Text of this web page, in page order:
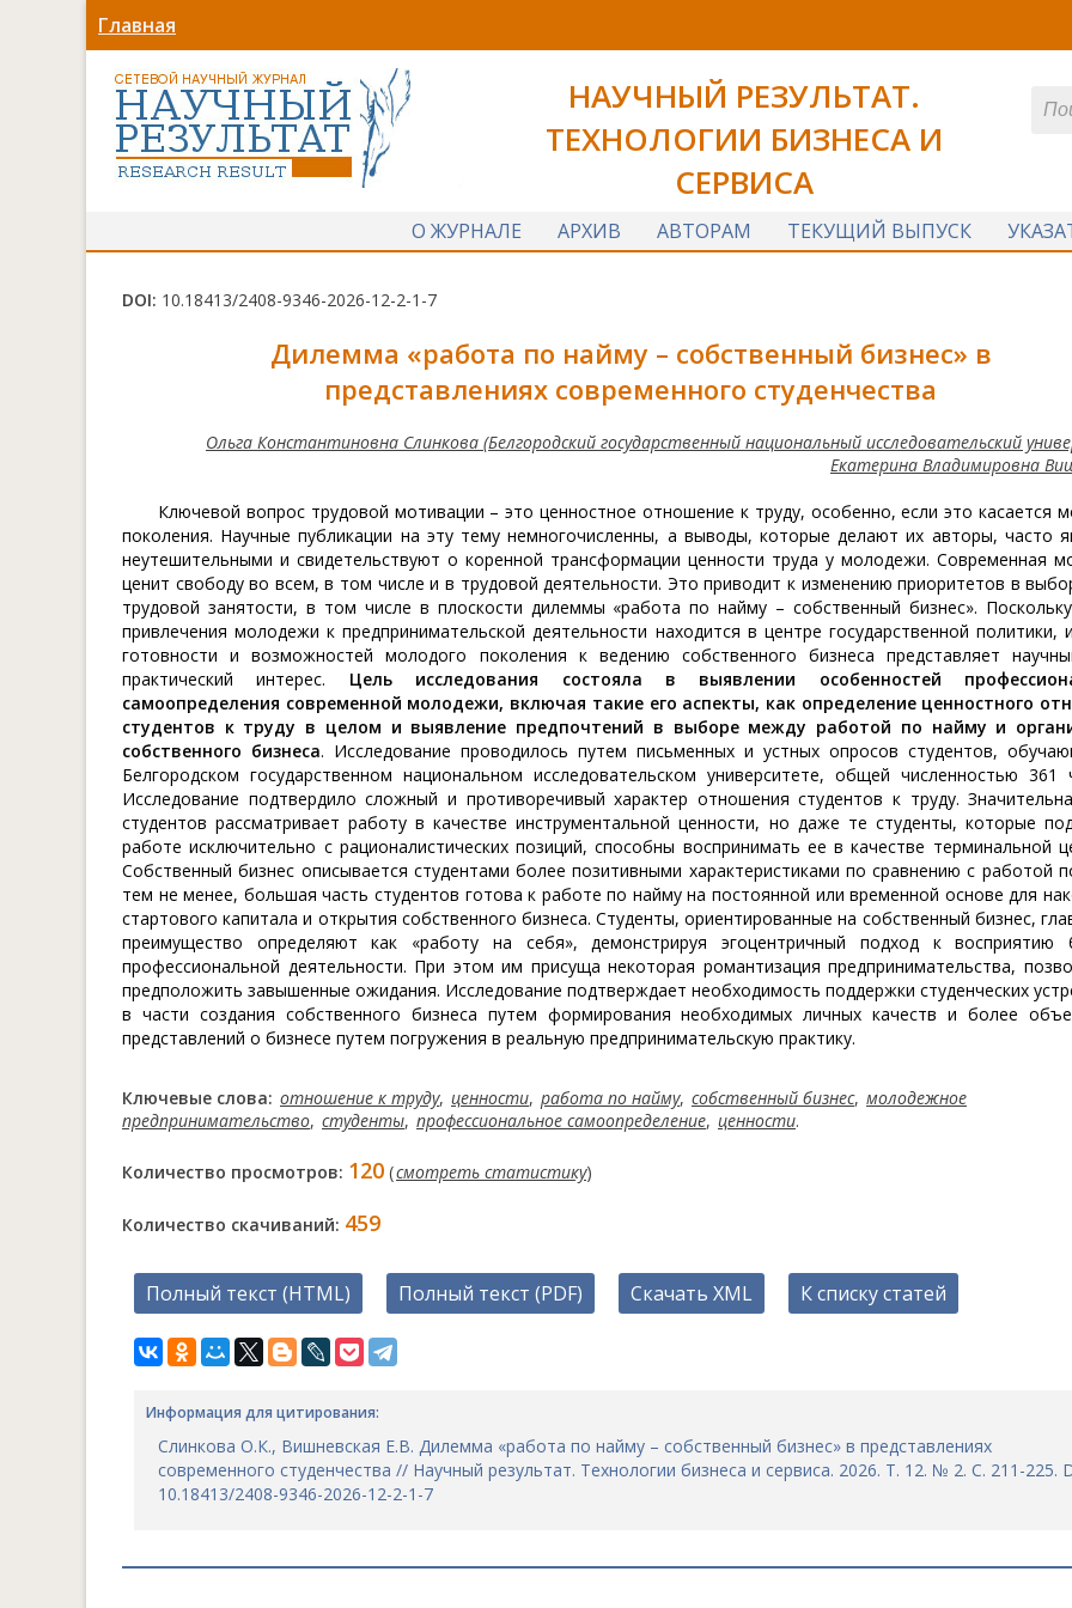
Главная
НАУЧНЫЙ РЕЗУЛЬТАТ.
ТЕХНОЛОГИИ БИЗНЕСА И
СЕРВИСА
О ЖУРНАЛЕ АРХИВ АВТОРАМ ТЕКУЩИЙ ВЫПУСК
DOI: 10.18413/2408-9346-2026-12-2-1-7
Дилемма «работа по найму – собственный бизнес» в
представлениях современного студенчества
Ольга Константиновна Слинкова (Белгородский государственный национальный исследовательский
Екатерина Владимировна
Ключевой вопрос трудовой мотивации – это ценностное отношение к труду, особенно, если это касается
поколения. Научные публикации на эту тему немногочисленны, а выводы, которые делают их авторы, часто
неутешительными и свидетельствуют о коренной трансформации ценности труда у молодежи. Современная
ценит свободу во всем, в том числе и в трудовой деятельности. Это приводит к изменению приоритетов в
трудовой занятости, в том числе в плоскости дилеммы «работа по найму – собственный бизнес».
привлечения молодежи к предпринимательской деятельности находится в центре государственной политики,
готовности и возможностей молодого поколения к ведению собственного бизнеса представляет
практический интерес. Цель исследования состояла в выявлении особенностей
самоопределения современной молодежи, включая такие его аспекты, как определение ценностного
студентов к труду в целом и выявление предпочтений в выборе между работой по найму и
собственного бизнеса. Исследование проводилось путем письменных и устных опросов студентов,
Белгородском государственном национальном исследовательском университете, общей численностью 361
Исследование подтвердило сложный и противоречивый характер отношения студентов к труду.
студентов рассматривает работу в качестве инструментальной ценности, но даже те студенты, которые
работе исключительно с рационалистических позиций, способны воспринимать ее в качестве терминальной
Собственный бизнес описывается студентами более позитивными характеристиками по сравнению с работой
тем не менее, большая часть студентов готова к работе по найму на постоянной или временной основе для
стартового капитала и открытия собственного бизнеса. Студенты, ориентированные на собственный бизнес,
преимущество определяют как «работу на себя», демонстрируя эгоцентричный подход к восприятию
профессиональной деятельности. При этом им присуща некоторая романтизация предпринимательства,
предположить завышенные ожидания. Исследование подтверждает необходимость поддержки студенческих
в части создания собственного бизнеса путем формирования необходимых личных качеств и более
представлений о бизнесе путем погружения в реальную предпринимательскую практику.
Ключевые слова: отношение к труду, ценности, работа по найму, собственный бизнес, молодежное
предпринимательство, студенты, профессиональное самоопределение, ценности.
Количество просмотров: 120 (смотреть статистику)
Количество скачиваний: 459
Полный текст (HTML) Полный текст (PDF) Скачать XML К списку статей
Информация для цитирования:
Слинкова О.К., Вишневская Е.В. Дилемма «работа по найму – собственный бизнес» в представлениях
современного студенчества // Научный результат. Технологии бизнеса и сервиса. 2026. Т. 12. № 2. С. 211-225.
10.18413/2408-9346-2026-12-2-1-7